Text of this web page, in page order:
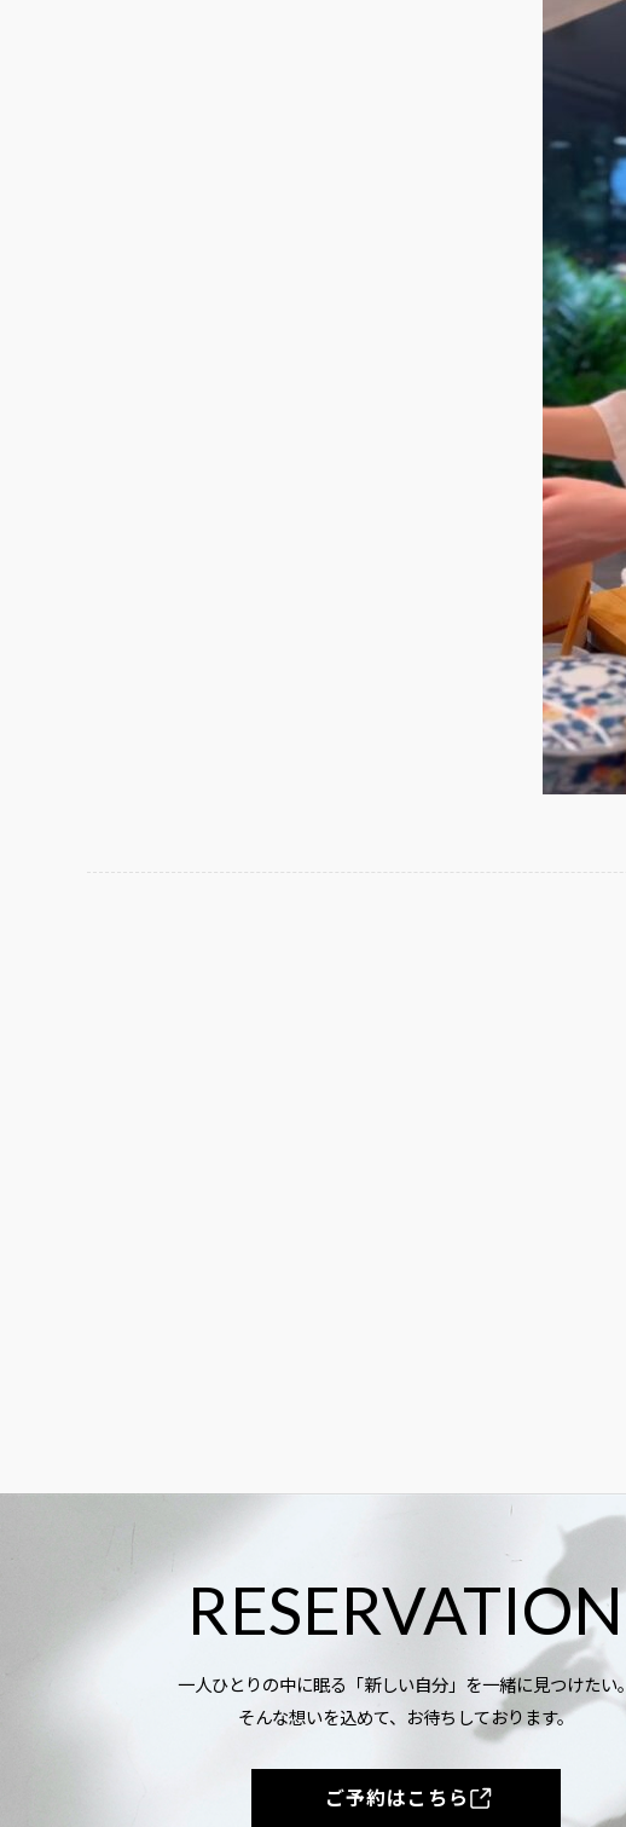
RESERVATION
一人ひとりの中に眠る「新しい自分」を一緒に見つけたい。
そんな想いを込めて、お待ちしております。
ご予約はこちら